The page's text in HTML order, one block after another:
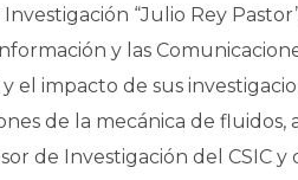
“Julio Rey
y las
el impacto de sus
de la mecánica de fluidos,
de Investigación del CSIC